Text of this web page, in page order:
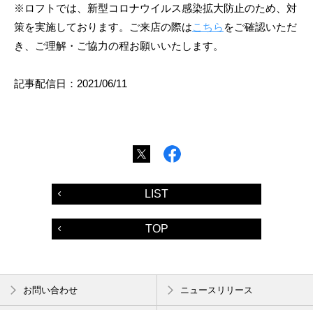
※ロフトでは、新型コロナウイルス感染拡大防止のため、対
策を実施しております。ご来店の際はこちら をご確認いただ
き、ご理解・ご協力の程お願いいたします。
記事配信日：2021/06/11
LIST
TOP
お問い合わせ ニュースリリース